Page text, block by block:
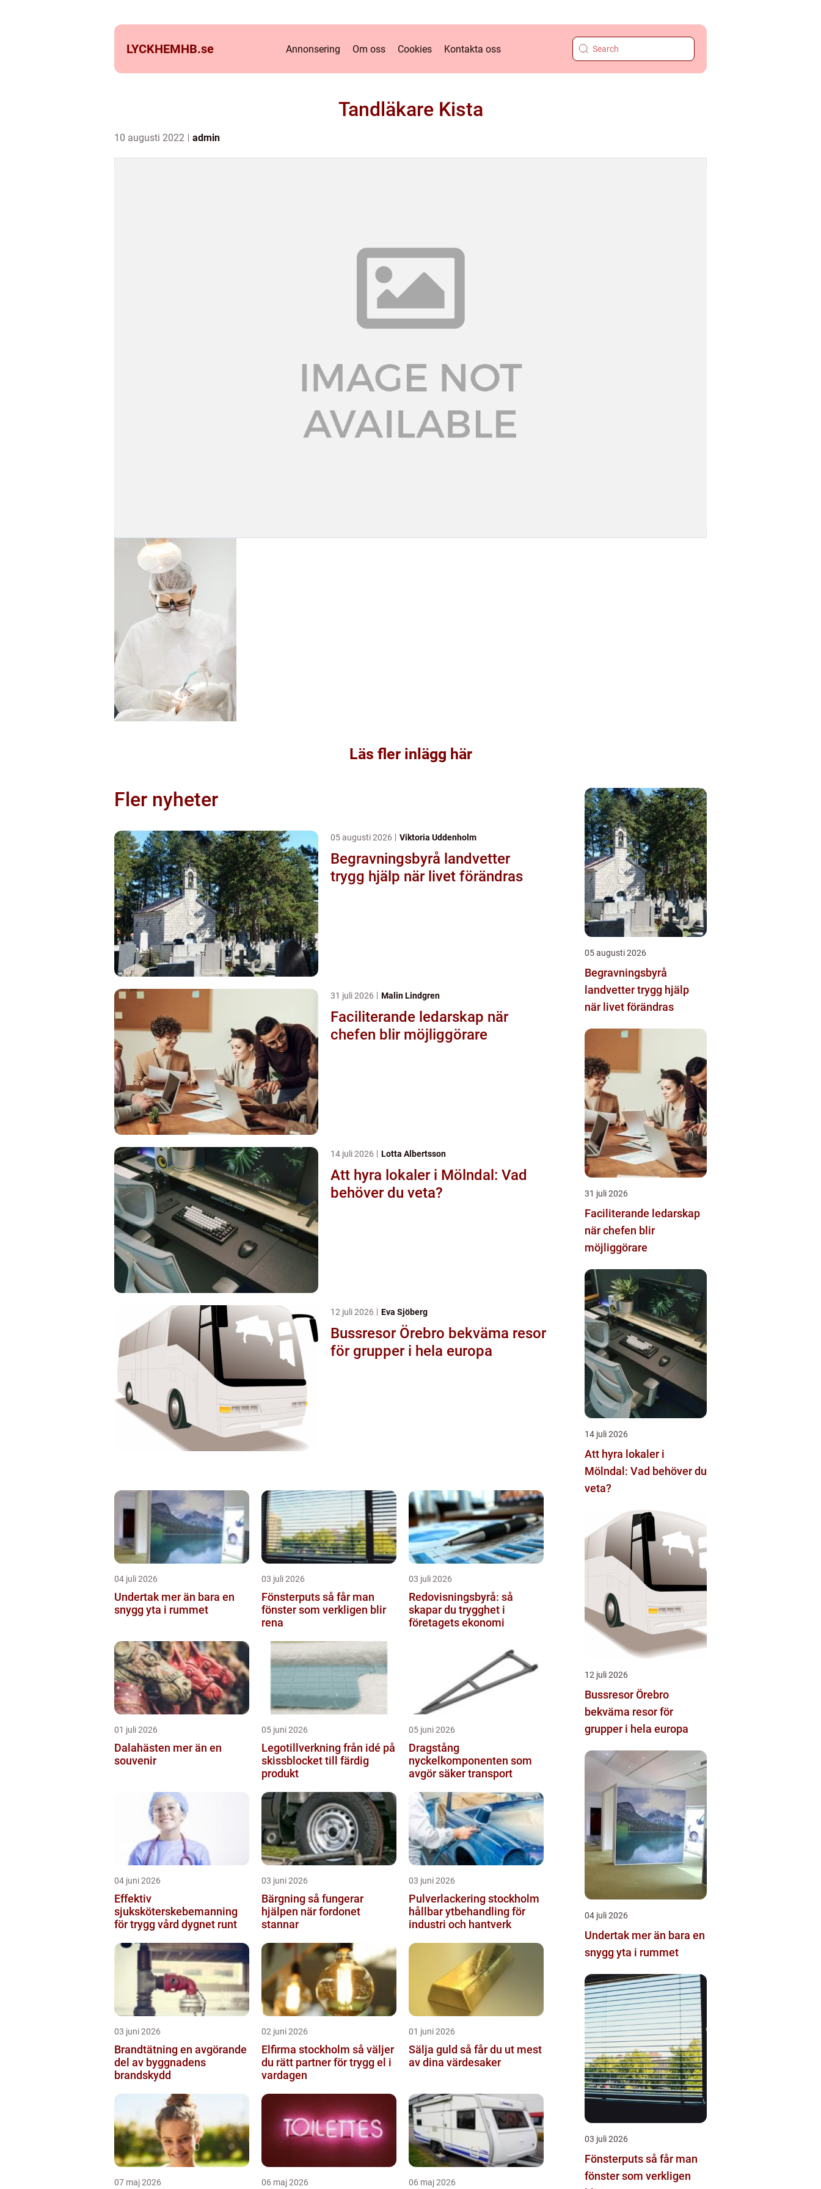
LYCKHEMHB.se Annonsering Om oss Cookies Kontakta oss
Tandläkare Kista
10 augusti 2022 admin
Läs fler inlägg här
Fler nyheter
05 augusti 2026 Viktoria Uddenholm
Begravningsbyrå landvetter
trygg hjälp när livet förändras
31 juli 2026 Malin Lindgren
Faciliterande ledarskap när
chefen blir möjliggörare
14 juli 2026 Lotta Albertsson
Att hyra lokaler i Mölndal: Vad
behöver du veta?
12 juli 2026 Eva Sjöberg
Bussresor Örebro bekväma resor
för grupper i hela europa
04 juli 2026
Undertak mer än bara en
snygg yta i rummet
03 juli 2026
Fönsterputs så får man
fönster som verkligen blir
rena
03 juli 2026
Redovisningsbyrå: så
skapar du trygghet i
företagets ekonomi
01 juli 2026
Dalahästen mer än en
souvenir
05 juni 2026
Legotillverkning från idé på
skissblocket till färdig
produkt
05 juni 2026
Dragstång
nyckelkomponenten som
avgör säker transport
04 juni 2026
Effektiv
sjuksköterskebemanning
för trygg vård dygnet runt
03 juni 2026
Bärgning så fungerar
hjälpen när fordonet
stannar
03 juni 2026
Pulverlackering stockholm
hållbar ytbehandling för
industri och hantverk
03 juni 2026
Brandtätning en avgörande
del av byggnadens
brandskydd
02 juni 2026
Elfirma stockholm så väljer
du rätt partner för trygg el i
vardagen
01 juni 2026
Sälja guld så får du ut mest
av dina värdesaker
07 maj 2026 06 maj 2026 06 maj 2026
05 augusti 2026
Begravningsbyrå
landvetter trygg hjälp
när livet förändras
31 juli 2026
Faciliterande ledarskap
när chefen blir
möjliggörare
14 juli 2026
Att hyra lokaler i
Mölndal: Vad behöver du
veta?
12 juli 2026
Bussresor Örebro
bekväma resor för
grupper i hela europa
04 juli 2026
Undertak mer än bara en
snygg yta i rummet
03 juli 2026
Fönsterputs så får man
fönster som verkligen